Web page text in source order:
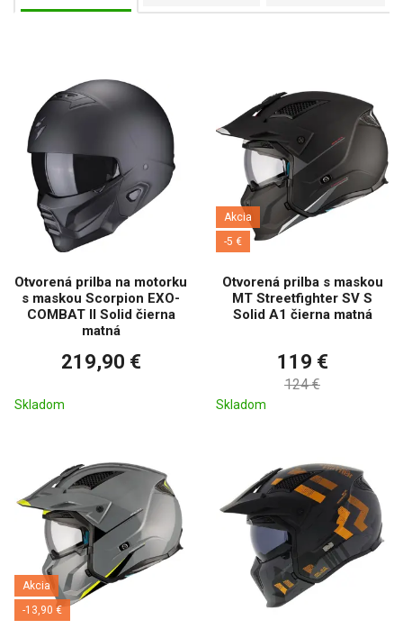
Otvorená prilba na motorku
s maskou Scorpion EXO-
COMBAT II Solid čierna
matná
219,90 €
Skladom
Akcia
-5 €
Otvorená prilba s maskou
MT Streetfighter SV S
Solid A1 čierna matná
119 €
124 €
Skladom
Akcia
-13,90 €